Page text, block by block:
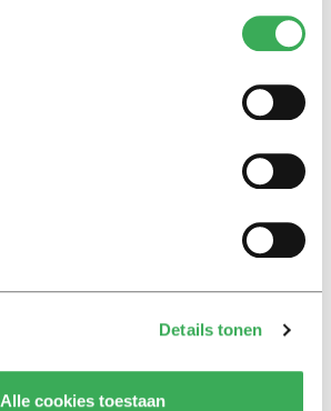
Details tonen
Alle cookies toestaan
Video: ‘Studieschuld meetellen
bij aankoop huis is oneerlijk’
Video: ‘Stemmen is mijn plicht’
Kijk
Video: ‘Vlees eten is raar’